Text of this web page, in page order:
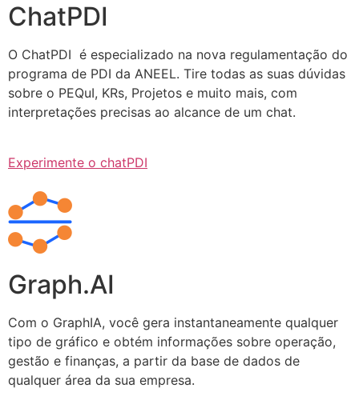
ChatPDI
O ChatPDI é especializado na nova regulamentação do
programa de PDI da ANEEL. Tire todas as suas dúvidas
sobre o PEQuI, KRs, Projetos e muito mais, com
interpretações precisas ao alcance de um chat.
Experimente o chatPDI
Graph.AI
Com o GraphIA, você gera instantaneamente qualquer
tipo de gráfico e obtém informações sobre operação,
gestão e finanças, a partir da base de dados de
qualquer área da sua empresa.